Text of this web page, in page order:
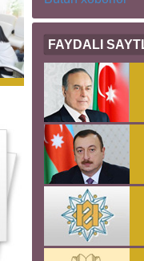
FAYDALI